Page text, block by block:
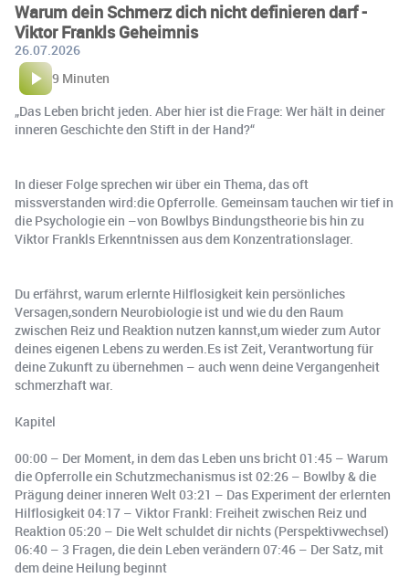
Warum dein Schmerz dich nicht definieren darf -
Viktor Frankls Geheimnis
26.07.2026
9 Minuten
„Das Leben bricht jeden. Aber hier ist die Frage: Wer hält in deiner
inneren Geschichte den Stift in der Hand?“
In dieser Folge sprechen wir über ein Thema, das oft
missverstanden wird:die Opferrolle. Gemeinsam tauchen wir tief in
die Psychologie ein –von Bowlbys Bindungstheorie bis hin zu
Viktor Frankls Erkenntnissen aus dem Konzentrationslager.
Du erfährst, warum erlernte Hilflosigkeit kein persönliches
Versagen,sondern Neurobiologie ist und wie du den Raum
zwischen Reiz und Reaktion nutzen kannst,um wieder zum Autor
deines eigenen Lebens zu werden.Es ist Zeit, Verantwortung für
deine Zukunft zu übernehmen – auch wenn deine Vergangenheit
schmerzhaft war.
Kapitel
00:00 – Der Moment, in dem das Leben uns bricht 01:45 – Warum
die Opferrolle ein Schutzmechanismus ist 02:26 – Bowlby & die
Prägung deiner inneren Welt 03:21 – Das Experiment der erlernten
Hilflosigkeit 04:17 – Viktor Frankl: Freiheit zwischen Reiz und
Reaktion 05:20 – Die Welt schuldet dir nichts (Perspektivwechsel)
06:40 – 3 Fragen, die dein Leben verändern 07:46 – Der Satz, mit
dem deine Heilung beginnt